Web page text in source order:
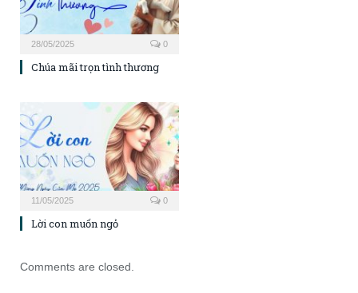
28/05/2025 0
Chúa mãi trọn tình thương
11/05/2025 0
Lời con muốn ngỏ
Comments are closed.